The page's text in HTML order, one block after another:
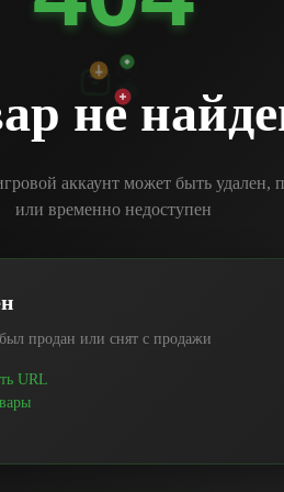
не
аккаунт может быть удален,
или временно недоступен
продан или снят с продажи
URL